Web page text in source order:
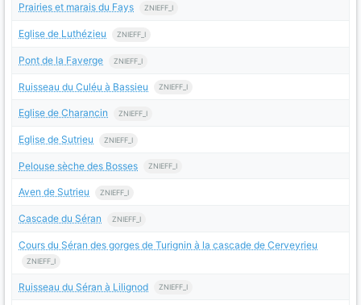
Prairies et marais du Fays ZNIEFF_I
Eglise de Luthézieu ZNIEFF_I
Pont de la Faverge ZNIEFF_I
Ruisseau du Culéu à Bassieu ZNIEFF_I
Eglise de Charancin ZNIEFF_I
Eglise de Sutrieu ZNIEFF_I
Pelouse sèche des Bosses ZNIEFF_I
Aven de Sutrieu ZNIEFF_I
Cascade du Séran ZNIEFF_I
Cours du Séran des gorges de Turignin à la cascade de Cerveyrieu
ZNIEFF_I
Ruisseau du Séran à Lilignod ZNIEFF_I